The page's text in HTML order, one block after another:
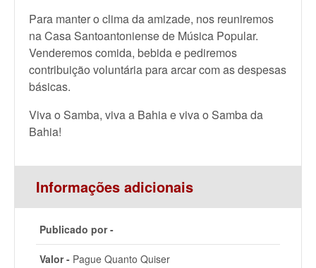
Para manter o clima da amizade, nos reuniremos
na Casa Santoantoniense de Música Popular.
Venderemos comida, bebida e pediremos
contribuição voluntária para arcar com as despesas
básicas.
Viva o Samba, viva a Bahia e viva o Samba da
Bahia!
Informações adicionais
Publicado por -
Valor - Pague Quanto Quiser